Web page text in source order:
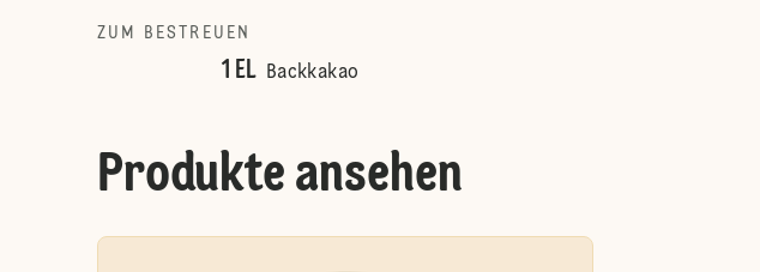
ZUM BESTREUEN
1 EL Backkakao
Produkte ansehen